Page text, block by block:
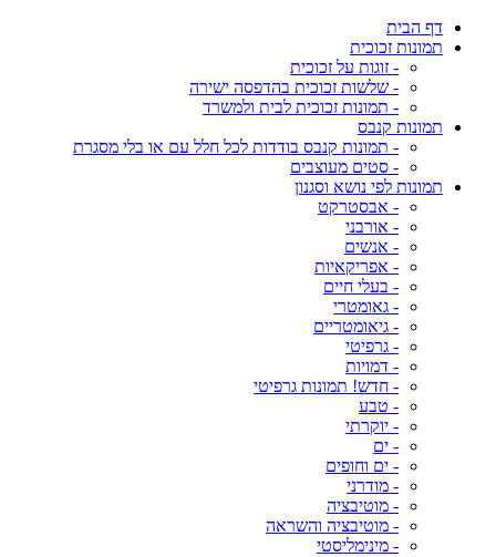
דף הבית
תמונות זכוכית
- זוגות על זכוכית
- שלשות זכוכית בהדפסה ישירה
- תמונות זכוכית לבית ולמשרד
תמונות קנבס
- תמונות קנבס בודדות לכל חלל עם או בלי מסגרת
- סטים מעוצבים
תמונות לפי נושא וסגנון
- אבסטרקט
- אורבני
- אנשים
- אפריקאיות
- בעלי חיים
- גאומטרי
- גיאומטריים
- גרפיטי
- דמויות
- חדש! תמונות גרפיטי
- טבע
- יוקרתי
- ים
- ים וחופים
- מודרני
- מוטיבציה
- מוטיבציה והשראה
- מינימליסטי